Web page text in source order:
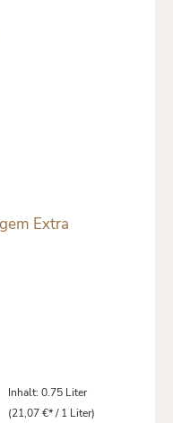
Extra
Inhalt: 0.75 Liter
(21,07 €* / 1 Liter)